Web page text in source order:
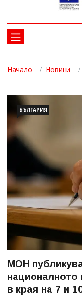
Начало Новини
БЪЛГАРИЯ
МОН
в края на 7 и